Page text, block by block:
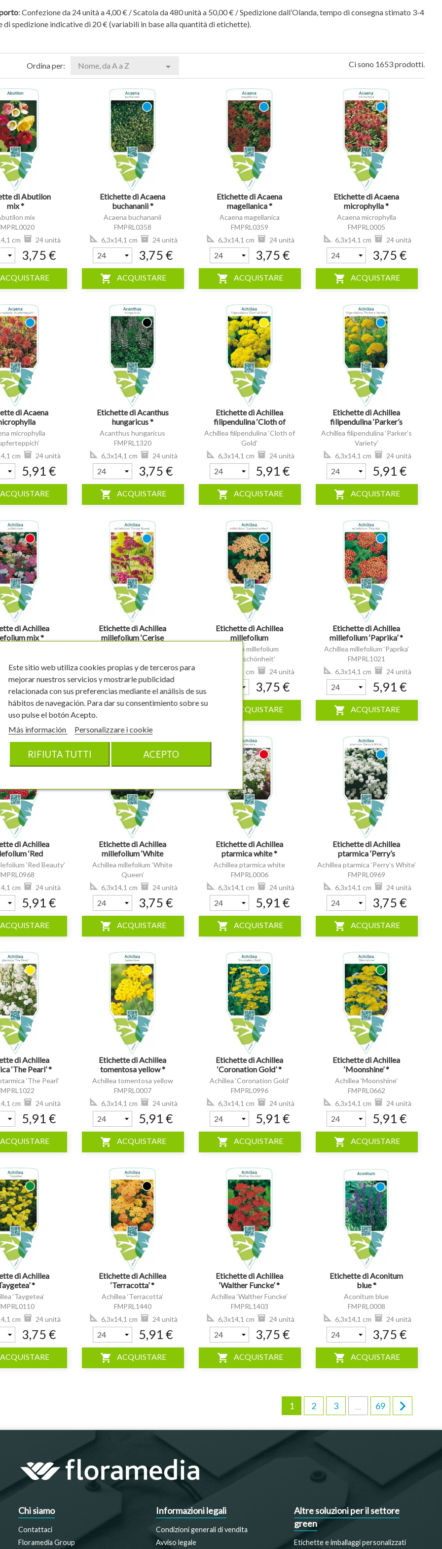
: Confezione da 24 unità a 4,00 € / Scatola da 480 unità a 50,00 € / Spedizione dall’Olanda, tempo di consegna stimato 3-4
di spedizione indicative di 20 € (variabili in base alla quantità di etichette).
Ordina per: Nome, da A a Z  Ci sono 1653 prodotti.
di Abutilon
mix *
mix
cm
24 unità
3,75 €
ACQUISTARE
Etichette di Acaena
buchananii *
Acaena buchananii
FMPRL0358
6,3x14,1 cm
24 unità
3,75 €
shopping_cart ACQUISTARE
Etichette di Acaena
magellanica *
Acaena magellanica
FMPRL0359
6,3x14,1 cm
24 unità
3,75 €
shopping_cart ACQUISTARE
Etichette di Acaena
microphylla *
Acaena microphylla
FMPRL0005
6,3x14,1 cm
24 unità
3,75 €
shopping_cart ACQUISTARE
di Acaena
*
microphylla
cm 24 unità
5,91 €
ACQUISTARE
Etichette di Acanthus
hungaricus *
Acanthus hungaricus
FMPRL1320
6,3x14,1 cm
24 unità
3,75 €
shopping_cart ACQUISTARE
Etichette di Achillea
filipendulina ‘Cloth of
Gold’ *
Achillea filipendulina ‘Cloth of
Gold’
FMPRL0004
6,3x14,1 cm 24 unità
5,91 €
shopping_cart ACQUISTARE
Etichette di Achillea
filipendulina ‘Parker’s
Variety’ *
Achillea filipendulina ‘Parker’s
Variety’
FMPRL1478
6,3x14,1 cm 24 unità
5,91 €
shopping_cart ACQUISTARE
di Achillea
mix *
cm
24 unità
5,91 €
ACQUISTARE
Etichette di Achillea
millefolium ‘Cerise
FMPRL1018
6,3x14,1 cm 24 unità
5,91 €
ACQUISTARE
Etichette di Achillea
millefolium
‘Lachsschönheit’ *
Achillea millefolium
‘Lachsschönheit’
FMPRL1020
6,3x14,1 cm 24 unità
3,75 €
ACQUISTARE
Etichette di Achillea
millefolium ‘Paprika’ *
Achillea millefolium ‘Paprika’
FMPRL1021
6,3x14,1 cm
24 unità
5,91 €
shopping_cart ACQUISTARE
di Achillea
‘Red
Beauty’ *‘Red Beauty’
cm
24 unità
5,91 €
ACQUISTARE
Etichette di Achillea
millefolium ‘White
Queen’ *
Achillea millefolium ‘White
Queen’
FMPRL0600
6,3x14,1 cm 24 unità
3,75 €
shopping_cart ACQUISTARE
Etichette di Achillea
ptarmica white *
Achillea ptarmica white
FMPRL0006
6,3x14,1 cm
24 unità
5,91 €
shopping_cart ACQUISTARE
Etichette di Achillea
ptarmica ‘Perry’s
White’ *
Achillea ptarmica ‘Perry’s White’
FMPRL0969
6,3x14,1 cm
24 unità
3,75 €
shopping_cart ACQUISTARE
di Achillea
‘The Pearl’ *
‘The Pearl’
cm
24 unità
5,91 €
ACQUISTARE
Etichette di Achillea
tomentosa yellow *
Achillea tomentosa yellow
FMPRL0007
6,3x14,1 cm
24 unità
5,91 €
shopping_cart ACQUISTARE
Etichette di Achillea
‘Coronation Gold’ *
Achillea ‘Coronation Gold’
FMPRL0996
6,3x14,1 cm
24 unità
5,91 €
shopping_cart ACQUISTARE
Etichette di Achillea
‘Moonshine’ *
Achillea ‘Moonshine’
FMPRL0662
6,3x14,1 cm
24 unità
5,91 €
shopping_cart ACQUISTARE
di Achillea
*
‘Taygetea’
cm
24 unità
3,75 €
ACQUISTARE
Etichette di Achillea
‘Terracotta’ *
Achillea ‘Terracotta’
FMPRL1440
6,3x14,1 cm
24 unità
5,91 €
shopping_cart ACQUISTARE
Etichette di Achillea
‘Walther Funcke’ *
Achillea ‘Walther Funcke’
FMPRL1403
6,3x14,1 cm
24 unità
3,75 €
shopping_cart ACQUISTARE
Etichette di Aconitum
blue *
Aconitum blue
FMPRL0008
6,3x14,1 cm
24 unità
3,75 €
shopping_cart ACQUISTARE
1 2 3 … 69 
Chi siamo
Contattaci
Floramedia Group
Informazioni legali
Condizioni generali di vendita
Avviso legale
Altre soluzioni per il settore
green
Etichette e imballaggi personalizzati
Este sitio web utiliza cookies propias y de terceros para
mejorar nuestros servicios y mostrarle publicidad
relacionada con sus preferencias mediante el análisis de sus
hábitos de navegación. Para dar su consentimiento sobre su
uso pulse el botón Acepto.
Más información
Personalizzare i cookie
RIFIUTA TUTTI ACEPTO